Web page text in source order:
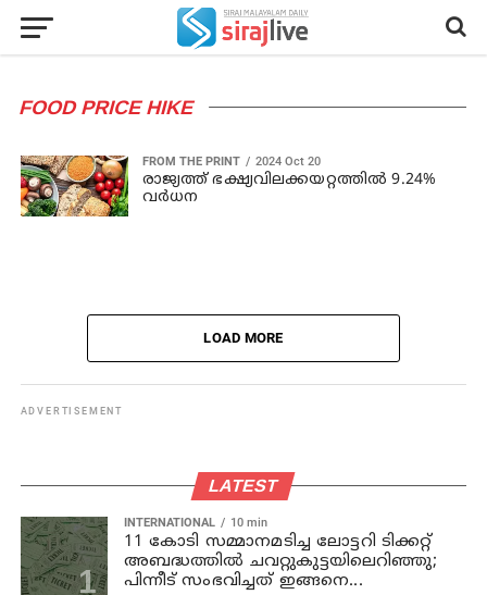
FOOD PRICE HIKE
FROM THE PRINT 2024 Oct 20
രാജ്യത്ത് ഭക്ഷ്യവിലക്കയറ്റത്തിൽ 9.24%
വർധന
LOAD MORE
ADVERTISEMENT
LATEST
INTERNATIONAL 10 min
11 കോടി സമ്മാനമടിച്ച ലോട്ടറി ടിക്കറ്റ്
അബദ്ധത്തിൽ ചവറ്റുകുട്ടയിലെറിഞ്ഞു;
പിന്നീട് സംഭവിച്ചത് ഇങ്ങനെ...